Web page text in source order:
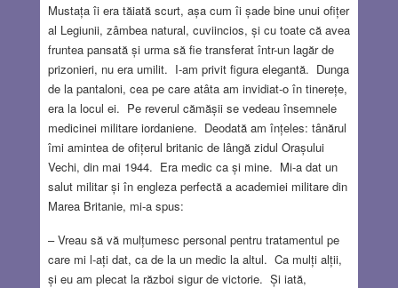
Mustața îi era tăiată scurt, așa cum îi șade bine unui ofițer
al Legiunii, zâmbea natural, cuviincios, și cu toate că avea
fruntea pansată și urma să fie transferat într-un lagăr de
prizonieri, nu era umilit. I-am privit figura elegantă. Dunga
de la pantaloni, cea pe care atâta am invidiat-o în tinerețe,
era la locul ei. Pe reverul cămășii se vedeau însemnele
medicinei militare iordaniene. Deodată am înțeles: tânărul
îmi amintea de ofițerul britanic de lângă zidul Orașului
Vechi, din mai 1944. Era medic ca și mine. Mi-a dat un
salut militar și în engleza perfectă a academiei militare din
Marea Britanie, mi-a spus:
– Vreau să vă mulțumesc personal pentru tratamentul pe
care mi l-ați dat, ca de la un medic la altul. Ca mulți alții,
și eu am plecat la război sigur de victorie. Și iată,